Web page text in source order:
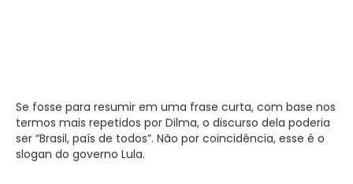
Se fosse para resumir em uma frase curta, com base nos
termos mais repetidos por Dilma, o discurso dela poderia
ser “Brasil, país de todos”. Não por coincidência, esse é o
slogan do governo Lula.